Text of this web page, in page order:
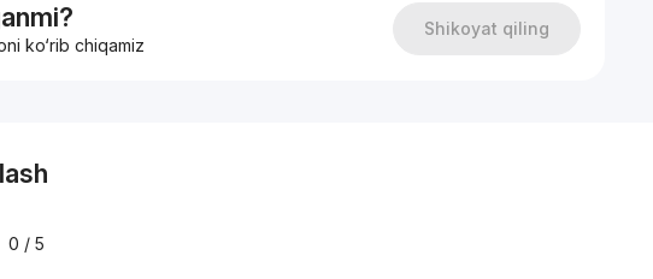
ko‘rib chiqamiz
Shikoyat qiling
0 / 5